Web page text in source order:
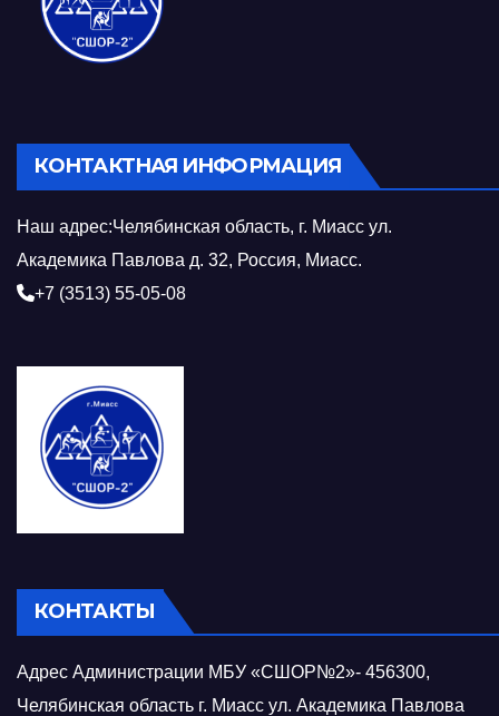
КОНТАКТНАЯ ИНФОРМАЦИЯ
Наш адрес:Челябинская область, г. Миасс ул.
Академика Павлова д. 32, Россия, Миасс.
+7 (3513) 55-05-08
КОНТАКТЫ
Адрес Администрации МБУ «СШОР№2»- 456300,
Челябинская область г. Миасс ул. Академика Павлова